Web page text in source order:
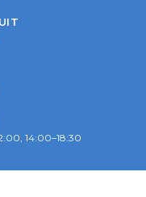
14:00–18:30